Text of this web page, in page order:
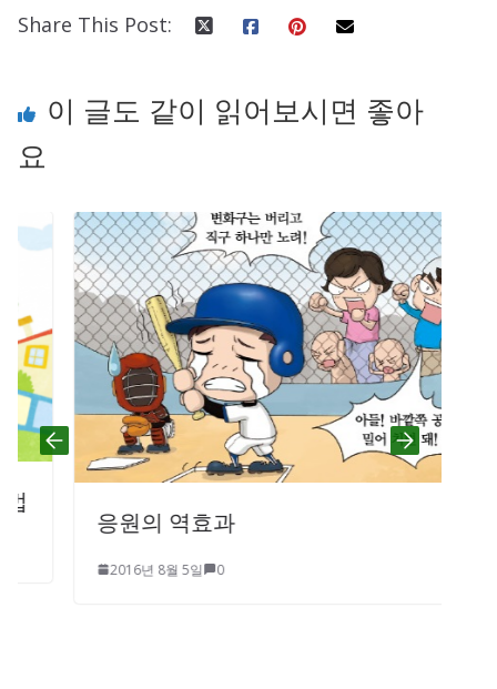
Share This Post:
이 글도 같이 읽어보시면 좋아
요
응원의 역효과
2016년 8월 5일 0